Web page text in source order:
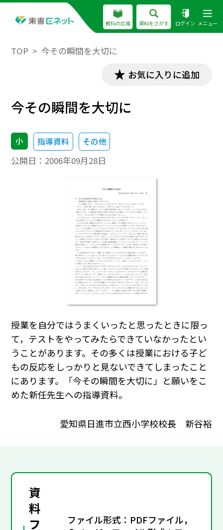
教科の広場 資料をさがす ログイン メニュー
TOP 今その瞬間を大切に
お気に入りに追加
今その瞬間を大切に
小 指導資料 その他
公開日： 2006年09月28日
授業を自分ではうまくいったと思ったときに限っ
て，テストをやってみたらできていなかったとい
うことがあります。その多くは授業における子ど
もの反応をしっかりと見ないできてしまったこと
にあります。「今その瞬間を大切に」と願いをこ
めた新任先生への指導資料。
愛知県日進市立西小学校校長 新谷裕
資
料
フ
ファイル形式：PDFファイル，